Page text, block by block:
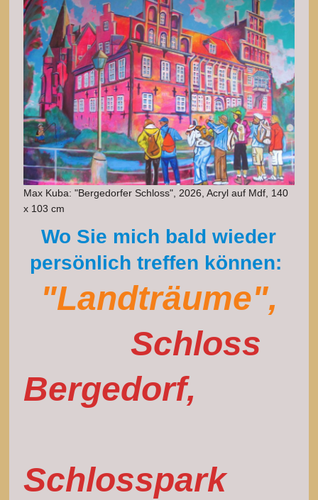
Max Kuba: "Bergedorfer Schloss", 2026, Acryl auf Mdf, 140
x 103 cm
Wo Sie mich bald wieder
persönlich treffen können:
"Landträume",
Schloss
Bergedorf,
Schlosspark